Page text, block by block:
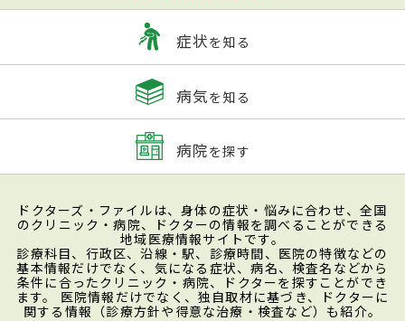
症状を知る
病気を知る
病院を探す
ドクターズ・ファイルは、身体の症状・悩みに合わせ、全国
のクリニック・病院、ドクターの情報を調べることができる
地域医療情報サイトです。
診療科目、行政区、沿線・駅、診療時間、医院の特徴などの
基本情報だけでなく、気になる症状、病名、検査名などから
条件に合ったクリニック・病院、ドクターを探すことができ
ます。 医院情報だけでなく、独自取材に基づき、ドクターに
関する情報（診療方針や得意な治療・検査など）も紹介。